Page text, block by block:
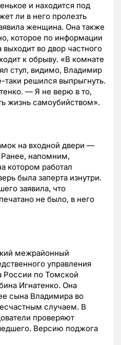
и находится под
ли в него пролезть
женщина. Она также
которое по информации
во двор частного
к обрыву. «В комнате
стул, видимо, Владимир
решился выпрыгнуть.
— Я не верю в то,
жизнь самоубийством».
на входной двери —
напомним,
котором работал
была заперта изнутри.
заявила, что
не было, в него
межрайонный
управления
России по Томской
Игнатенко. Она
сына Владимира во
случаем. В
проверяют
Версию поджога